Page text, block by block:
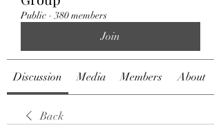
Public · 380 members
Join
Discussion Media Members About
Back